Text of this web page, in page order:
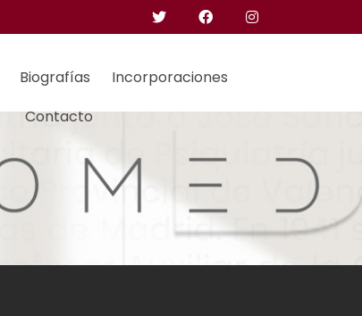
Biografías
Incorporaciones
Contacto